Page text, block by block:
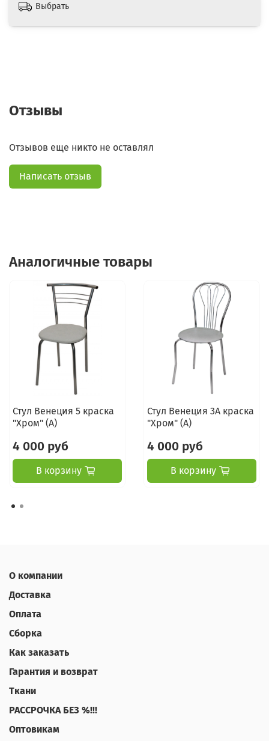
Выбрать
Отзывы
Отзывов еще никто не оставлял
Написать отзыв
Аналогичные товары
Стул Венеция 5 краска
"Хром" (А)
4 000 руб
В корзину
Стул Венеция 3А краска
"Хром" (А)
4 000 руб
В корзину
О компании
Доставка
Оплата
Сборка
Как заказать
Гарантия и возврат
Ткани
РАССРОЧКА БЕЗ %!!!
Оптовикам